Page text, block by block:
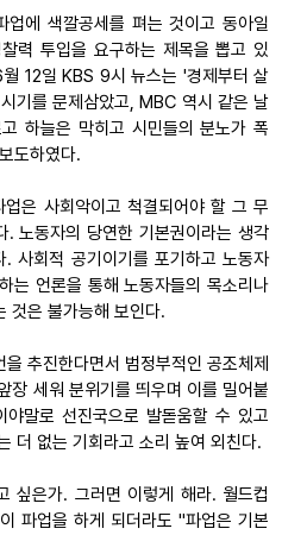
업에 색깔공세를 펴는 것이고 동아일
력 투입을 요구하는 제목을 뽑고 있
12일 KBS 9시 뉴스는 '경제부터 살
기를 문제삼았고, MBC 역시 같은 날
하늘은 막히고 시민들의 분노가 폭
도하였다.
은 사회악이고 척결되어야 할 그 무
. 노동자의 당연한 기본권이라는 생각
사회적 공기이기를 포기하고 노동자
는 언론을 통해 노동자들의 목소리나
것은 불가능해 보인다.
추진한다면서 범정부적인 공조체제
장 세워 분위기를 띄우며 이를 밀어붙
야말로 선진국으로 발돋움할 수 있고
더 없는 기회라고 소리 높여 외친다.
싶은가. 그러면 이렇게 해라. 월드컵
파업을 하게 되더라도 "파업은 기본